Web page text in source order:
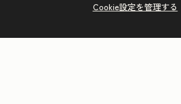
Cookie設定を管理する